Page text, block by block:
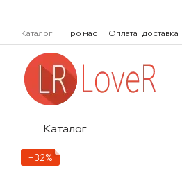
Каталог Про нас Оплата і доставка
Каталог
−32%